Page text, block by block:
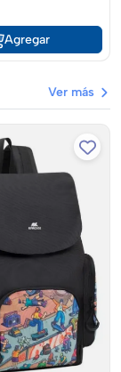
Agregar
Ver más